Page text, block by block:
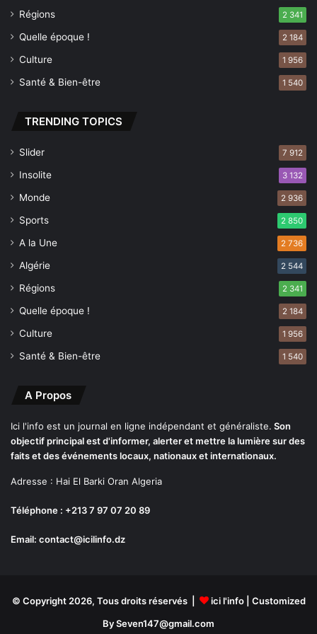
o
t
o
Régions 2 341
Quelle époque ! 2 184
Culture 1 956
Santé & Bien-être 1 540
TRENDING TOPICS
Slider 7 912
Insolite 3 132
Monde 2 936
Sports 2 850
A la Une 2 736
Algérie 2 544
Régions 2 341
Quelle époque ! 2 184
Culture 1 956
Santé & Bien-être 1 540
A Propos
Ici l'info est un journal en ligne indépendant et généraliste. Son
objectif principal est d'informer, alerter et mettre la lumière sur des
faits et des événements locaux, nationaux et internationaux.
Adresse : Hai El Barki Oran Algeria
Téléphone : +213 7 97 07 20 89
Email: contact@icilinfo.dz
© Copyright 2026, Tous droits réservés | ici l'info| Customized
By Seven147@gmail.com